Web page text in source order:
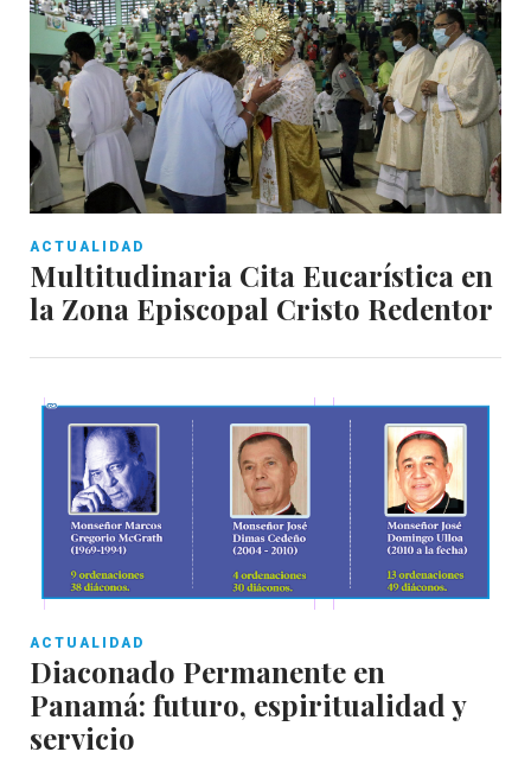
ACTUALIDAD
Multitudinaria Cita Eucarística en
la Zona Episcopal Cristo Redentor
ACTUALIDAD
Diaconado Permanente en
Panamá: futuro, espiritualidad y
servicio